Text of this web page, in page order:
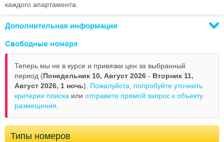
каждого апартамента.
Дополнительная информация
Свободные номера
Теперь мы не в курсе и привязки цен за выбранный
период (Понедельник 10, Август 2026 - Вторник 11,
Август 2026, 1 ночь). Пожалуйста, попробуйте уточнить
критерии поиска или отправите прямой запрос к объекту
размещения.
Типы номеров